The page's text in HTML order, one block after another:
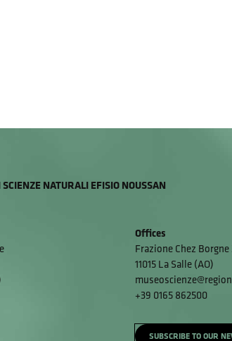
NATURALI EFISIO NOUSSAN
Offices
Frazione Chez Borgne
11015 La Salle (AO)
+39 0165 862500
SUBSCRIBE TO OUR